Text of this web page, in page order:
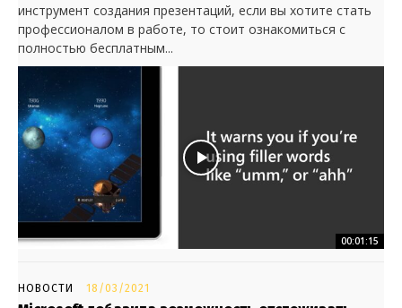
инструмент создания презентаций, если вы хотите стать
профессионалом в работе, то стоит ознакомиться с
полностью бесплатным...
00:01:15
НОВОСТИ 18/03/2021